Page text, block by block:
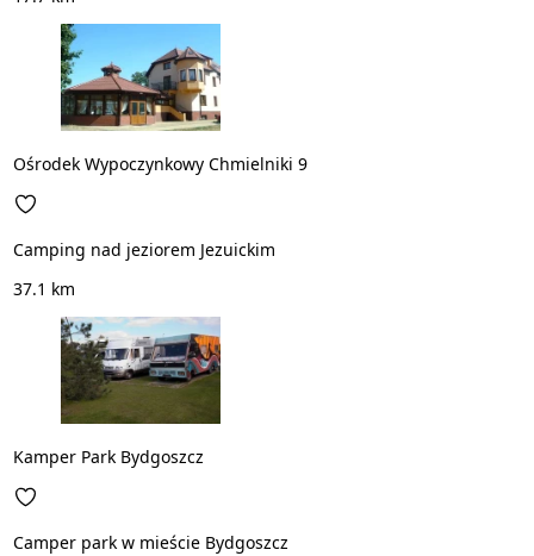
Ośrodek Wypoczynkowy Chmielniki 9
Camping nad jeziorem Jezuickim
37.1 km
Kamper Park Bydgoszcz
Camper park w mieście Bydgoszcz